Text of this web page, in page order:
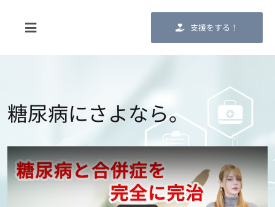
Toggle
Navigation
ホーム
BZを応援する会について
お問合せ
支援をする！
糖尿病にさよなら。